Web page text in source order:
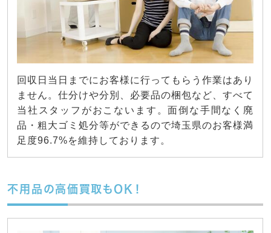
回収日当日までにお客様に行ってもらう作業はあり
ません。仕分けや分別、必要品の梱包など、すべて
当社スタッフがおこないます。面倒な手間なく廃
品・粗大ゴミ処分等ができるので埼玉県のお客様満
足度96.7%を維持しております。
不用品の高価買取もOK！